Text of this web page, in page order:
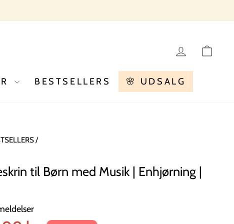
LOG
BESTSELLERS 🌸 UDSALG
/
til Børn med Musik | Enhjørning |